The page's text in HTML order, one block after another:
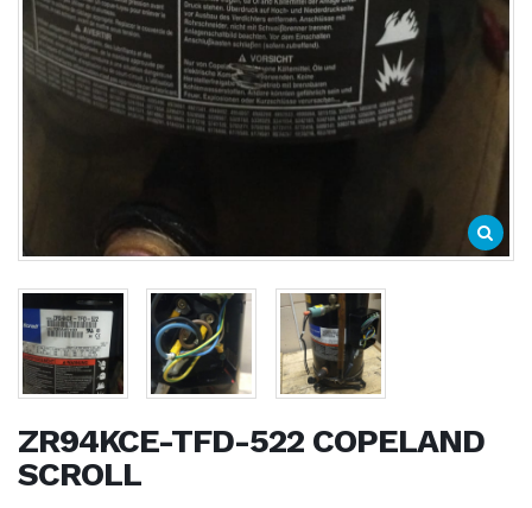
ZR94KCE-TFD-522 COPELAND
SCROLL